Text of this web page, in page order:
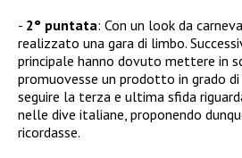
2° puntata: Con un look da
realizzato una gara di limbo.
principale hanno dovuto mettere in
promuovesse un prodotto in grado di
seguire la terza e ultima sfida
nelle dive italiane, proponendo
ricordasse.